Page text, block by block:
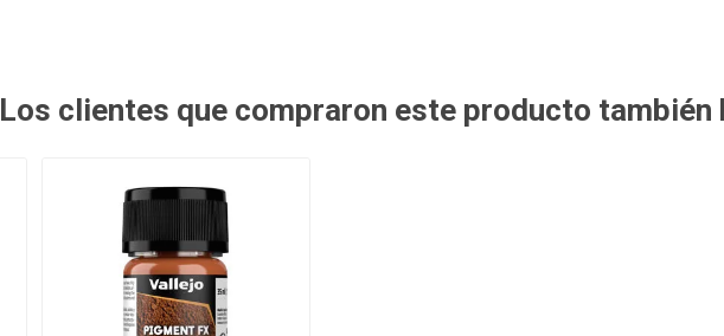
Los clientes que compraron este producto también